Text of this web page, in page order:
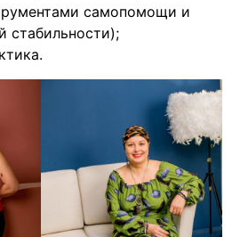
самопомощи и
стабильности);